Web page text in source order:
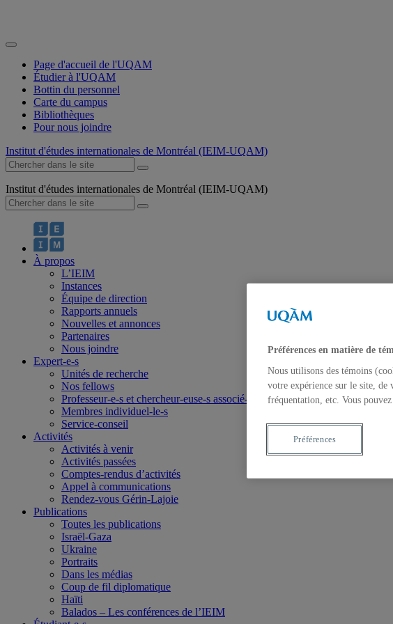
Page d'accueil de l'UQAM
Étudier à l'UQAM
Bottin du personnel
Carte du campus
Bibliothèques
Pour nous joindre
Institut d'études internationales de Montréal (IEIM-UQAM)
Institut d'études internationales de Montréal (IEIM-UQAM)
À propos
L’IEIM
Instances
Équipe de direction
Rapports annuels
Nouvelles et annonces
Partenaires
Nous joindre
Expert-e-s
Unités de recherche
Nos fellows
Professeur-e-s et chercheur-euse-s associé-e-s
Membres individuel-le-s
Service-conseil
Activités
Activités à venir
Activités passées
Comptes-rendus d’activités
Appel à communications
Rendez-vous Gérin-Lajoie
Publications
Toutes les publications
Israël-Gaza
Ukraine
Portraits
Dans les médias
Coup de fil diplomatique
Haïti
Balados – Les conférences de l’IEIM
Préférences en matière de
Nous utilisons des témoins
votre expérience sur le site, de
fréquentation, etc. Vous
Préférences